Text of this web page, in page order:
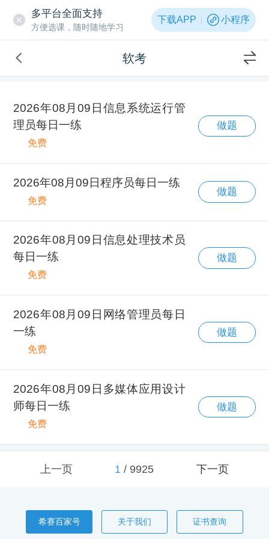
多平台全面支持
方便选课，随时随地学习
下载APP 小程序
软考
2026年08月09日信息系统运行管
理员每日一练
免费
做题
2026年08月09日程序员每日一练
免费
做题
2026年08月09日信息处理技术员
每日一练
免费
做题
2026年08月09日网络管理员每日
一练
免费
做题
2026年08月09日多媒体应用设计
师每日一练
免费
做题
上一页 1/ 9925 下一页
希赛百家号 关于我们 证书查询